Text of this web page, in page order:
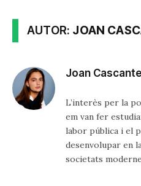
AUTOR: JOAN
Joan
L’interès per la
em van fer
labor pública i el
desenvolupar en
societats